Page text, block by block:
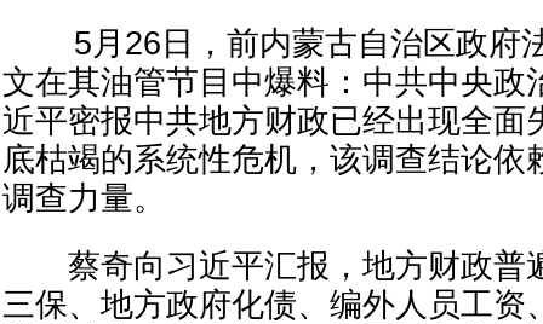
5月26日，前内蒙古自治区政府
文在其油管节目中爆料：中共中央政
近平密报中共地方财政已经出现全面
底枯竭的系统性危机，该调查结论依
调查力量。
蔡奇向习近平汇报，地方财政普
三保、地方政府化债、编外人员工资